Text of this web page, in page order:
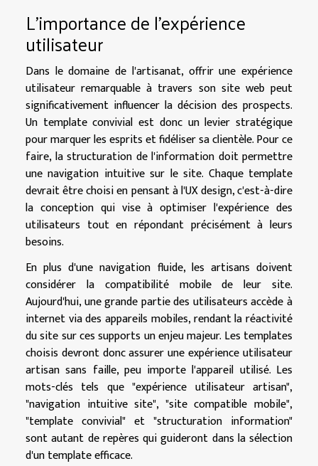
L'importance de l'expérience
utilisateur
Dans le domaine de l'artisanat, offrir une expérience
utilisateur remarquable à travers son site web peut
significativement influencer la décision des prospects.
Un template convivial est donc un levier stratégique
pour marquer les esprits et fidéliser sa clientèle. Pour ce
faire, la structuration de l'information doit permettre
une navigation intuitive sur le site. Chaque template
devrait être choisi en pensant à l'UX design, c'est-à-dire
la conception qui vise à optimiser l'expérience des
utilisateurs tout en répondant précisément à leurs
besoins.
En plus d'une navigation fluide, les artisans doivent
considérer la compatibilité mobile de leur site.
Aujourd'hui, une grande partie des utilisateurs accède à
internet via des appareils mobiles, rendant la réactivité
du site sur ces supports un enjeu majeur. Les templates
choisis devront donc assurer une expérience utilisateur
artisan sans faille, peu importe l'appareil utilisé. Les
mots-clés tels que "expérience utilisateur artisan",
"navigation intuitive site", "site compatible mobile",
"template convivial" et "structuration information"
sont autant de repères qui guideront dans la sélection
d'un template efficace.